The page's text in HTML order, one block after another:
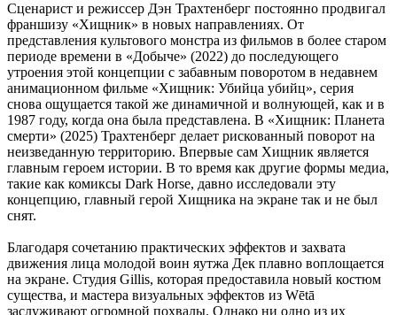
Сценарист и режиссер Дэн Трахтенберг постоянно продвигал
франшизу «Хищник» в новых направлениях. От
представления культового монстра из фильмов в более старом
периоде времени в «Добыче» (2022) до последующего
утроения этой концепции с забавным поворотом в недавнем
анимационном фильме «Хищник: Убийца убийц», серия
снова ощущается такой же динамичной и волнующей, как и в
1987 году, когда она была представлена. В «Хищник: Планета
смерти» (2025) Трахтенберг делает рискованный поворот на
неизведанную территорию. Впервые сам Хищник является
главным героем истории. В то время как другие формы медиа,
такие как комиксы Dark Horse, давно исследовали эту
концепцию, главный герой Хищника на экране так и не был
снят.
Благодаря сочетанию практических эффектов и захвата
движения лица молодой воин яутжа Дек плавно воплощается
на экране. Студия Gillis, которая предоставила новый костюм
существа, и мастера визуальных эффектов из Wētā
заслуживают огромной похвалы. Однако ни одно из их